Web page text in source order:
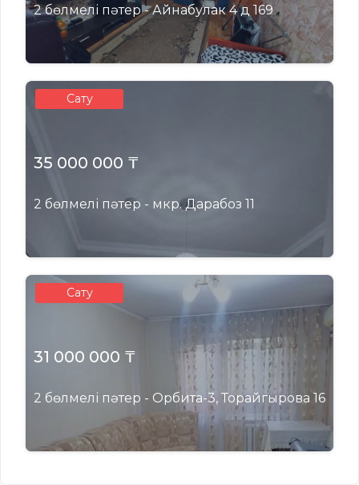
2 бөлмелі пәтер - Айнабулак 4 д 169
Сату
35 000 000 ₸
2 бөлмелі пәтер - мкр. Дарабоз 11
Сату
31 000 000 ₸
2 бөлмелі пәтер - Орбита-3, Торайгырова 16